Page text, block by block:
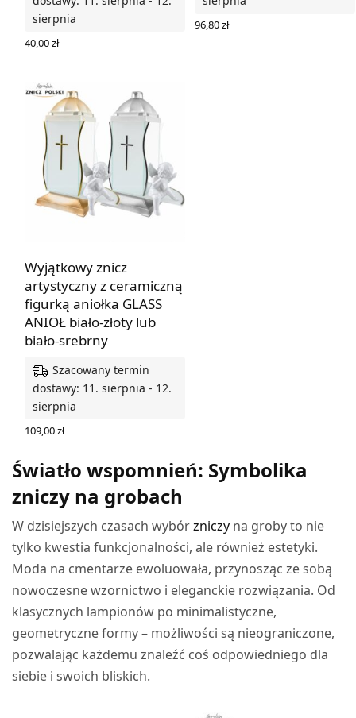
sierpnia
40,00zł
96,80zł
Wyjątkowy znicz
artystyczny z ceramiczną
figurką aniołka GLASS
ANIOŁ biało-złoty lub
biało-srebrny
Szacowany termin
dostawy: 11. sierpnia - 12.
sierpnia
109,00zł
Światło wspomnień: Symbolika
zniczy na grobach
W dzisiejszych czasach wybórzniczy na groby to nie
tylko kwestia funkcjonalności, ale również estetyki.
Moda na cmentarze ewoluowała, przynosząc ze sobą
nowoczesne wzornictwo i eleganckie rozwiązania. Od
klasycznych lampionów po minimalistyczne,
geometryczne formy – możliwości są nieograniczone,
pozwalając każdemu znaleźć coś odpowiedniego dla
siebie i swoich bliskich.